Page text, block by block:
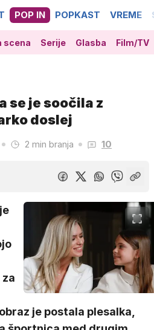
POP IN POPKAST VREME
scena Serije Glasba Film/TV
se je soočila z
doslej
2 min branja 10
je postala plesalka,